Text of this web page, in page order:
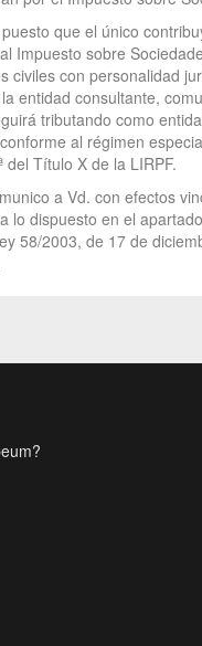
que el único
Impuesto sobre
civiles con personalidad
entidad consultante,
tributando como
al régimen
del Título X de la LIRPF.
a Vd. con efectos
lo dispuesto en el
58/2003, de 17 de